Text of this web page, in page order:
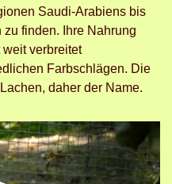
Saudi-Arabiens bis
finden. Ihre Nahrung
verbreitet
Farbschlägen. Die
daher der Name.